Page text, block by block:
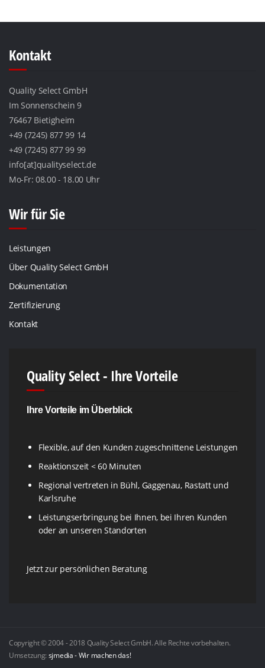
Kontakt
Quality Select GmbH
Im Sonnenschein 9
76467 Bietigheim
+49 (7245) 877 99 14
+49 (7245) 877 99 99
info[at]qualityselect.de
Mo-Fr: 08.00 - 18.00 Uhr
Wir für Sie
Leistungen
Über Quality Select GmbH
Dokumentation
Zertifizierung
Kontakt
Quality Select - Ihre Vorteile
Ihre Vorteile im Überblick
Flexible, auf den Kunden zugeschnittene Leistungen
Reaktionszeit < 60 Minuten
Regional vertreten in Bühl, Gaggenau, Rastatt und
Karlsruhe
Leistungserbringung bei Ihnen, bei Ihren Kunden
oder an unseren Standorten
Jetzt zur persönlichen Beratung
Copyright © 2004 - 2018 Quality Select GmbH. Alle Rechte vorbehalten.
Umsetzung: sjmedia - Wir machen das!